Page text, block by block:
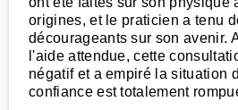
origines, et le praticien a tenu
décourageants sur son avenir.
l'aide attendue, cette
négatif et a empiré la situation
confiance est totalement